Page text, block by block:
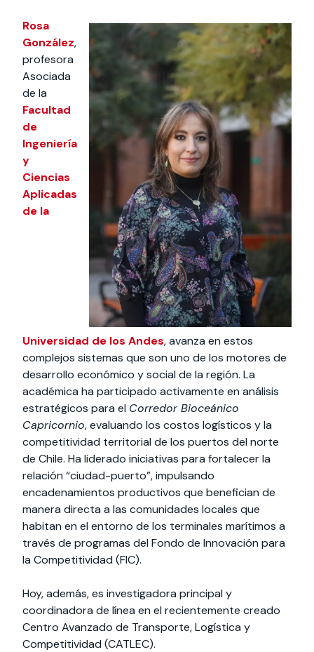
Rosa
González,
profesora
Asociada
de la
Facultad
de
Ingeniería
y
Ciencias
Aplicadas
de la
Universidad de los Andes, avanza en estos
complejos sistemas que son uno de los motores de
desarrollo económico y social de la región. La
académica ha participado activamente en análisis
estratégicos para el Corredor Bioceánico
Capricornio, evaluando los costos logísticos y la
competitividad territorial de los puertos del norte
de Chile. Ha liderado iniciativas para fortalecer la
relación “ciudad-puerto”, impulsando
encadenamientos productivos que benefician de
manera directa a las comunidades locales que
habitan en el entorno de los terminales marítimos a
través de programas del Fondo de Innovación para
la Competitividad (FIC).
Hoy, además, es investigadora principal y
coordinadora de línea en el recientemente creado
Centro Avanzado de Transporte, Logística y
Competitividad (CATLEC).